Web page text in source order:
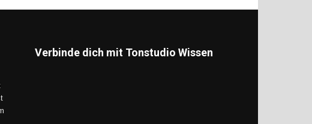
Verbinde dich mit Tonstudio Wissen